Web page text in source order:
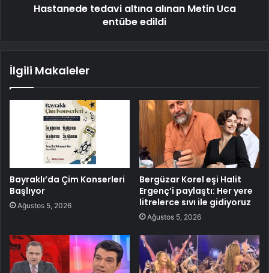
Hastanede tedavi altına alınan Metin Uca
entübe edildi
İlgili Makaleler
Bayraklı’da Çim Konserleri
Başlıyor
Ağustos 5, 2026
Bergüzar Korel eşi Halit
Ergenç’i paylaştı: Her yere
litrelerce sıvı ile gidiyoruz
Ağustos 5, 2026